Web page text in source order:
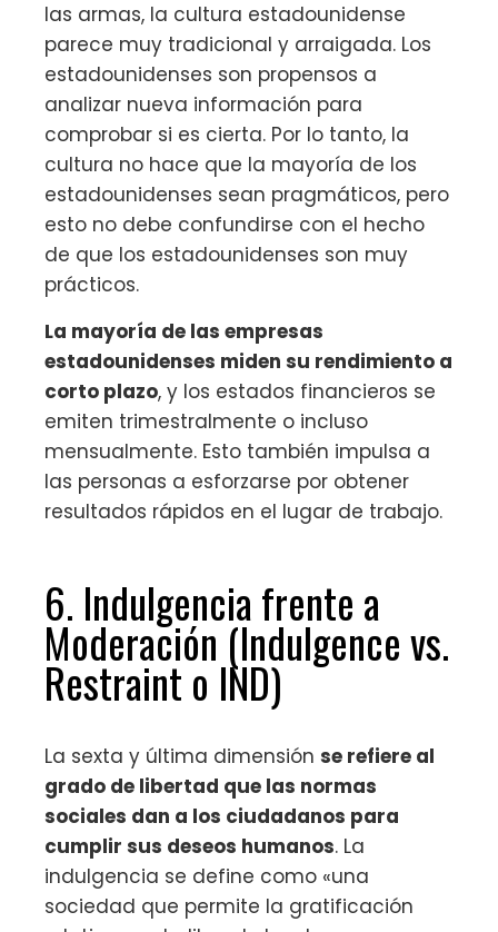
las armas, la cultura estadounidense
parece muy tradicional y arraigada. Los
estadounidenses son propensos a
analizar nueva información para
comprobar si es cierta. Por lo tanto, la
cultura no hace que la mayoría de los
estadounidenses sean pragmáticos, pero
esto no debe confundirse con el hecho
de que los estadounidenses son muy
prácticos.
La mayoría de las empresas
estadounidenses miden su rendimiento a
corto plazo, y los estados financieros se
emiten trimestralmente o incluso
mensualmente. Esto también impulsa a
las personas a esforzarse por obtener
resultados rápidos en el lugar de trabajo.
6. Indulgencia frente a
Moderación (Indulgence vs.
Restraint o IND)
La sexta y última dimensión se refiere al
grado de libertad que las normas
sociales dan a los ciudadanos para
cumplir sus deseos humanos. La
indulgencia se define como «una
sociedad que permite la gratificación